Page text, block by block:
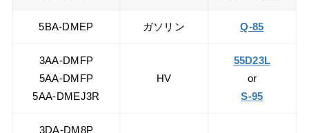
5BA-DMEP ガソリン Q-85
3AA-DMFP
5AA-DMFP
5AA-DMEJ3R
HV
55D23L
or
S-95
3DA-DM8P